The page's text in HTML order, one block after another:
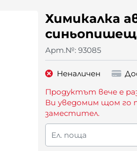
Химикалка
Арт.№: 93085
Неналичен
Продуктът вече е
Ви уведомим щом го
заместител.
Ел. поща